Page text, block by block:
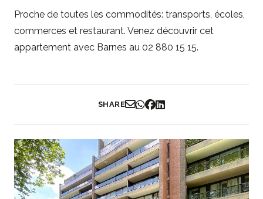
Proche de toutes les commodités: transports, écoles,
commerces et restaurant. Venez découvrir cet
appartement avec Barnes au 02 880 15 15.
SHARE
Partager par Email
Partager sur WhatsApp
Partager sur Facebook
Partager sur LinkedIn